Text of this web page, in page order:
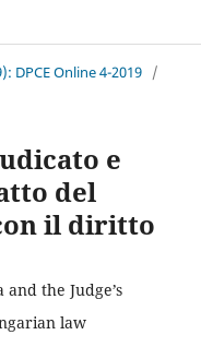
DPCE Online 4-2019 /
e
del
il diritto
the Judge’s
law